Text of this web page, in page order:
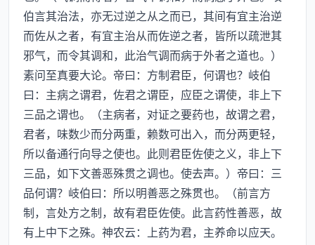
伯言其治法，亦无过逆之从之而已，其间有宜主治逆
而佐从之者，有宜主治从而佐逆之者，皆所以疏泄其
邪气，而令其调和，此治气调而病于外者之道也。）
素问至真要大论。帝曰：方制君臣，何谓也？岐伯
曰：主病之谓君，佐君之谓臣，应臣之谓使，非上下
三品之谓也。（主病者，对证之要药也，故谓之君，
君者，味数少而分两重，赖数可出入，而分两更轻，
所以备通行向导之使也。此则君臣佐使之义，非上下
三品，如下文善恶殊贯之调也。使去声。）帝曰：三
品何谓？岐伯曰：所以明善恶之殊贯也。（前言方
制，言处方之制，故有君臣佐使。此言药性善恶，故
有上中下之殊。神农云：上药为君，主养命以应天。